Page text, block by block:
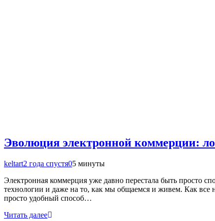
Эволюция электронной коммерции:
keltart2 года спустя05 минуты
Электронная коммерция уже давно перестала быть просто
технологии и даже на то, как мы общаемся и живем. Как все
просто удобный способ…
Читать далее